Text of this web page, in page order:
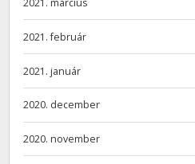
2021. március
2021. február
2021. január
2020. december
2020. november